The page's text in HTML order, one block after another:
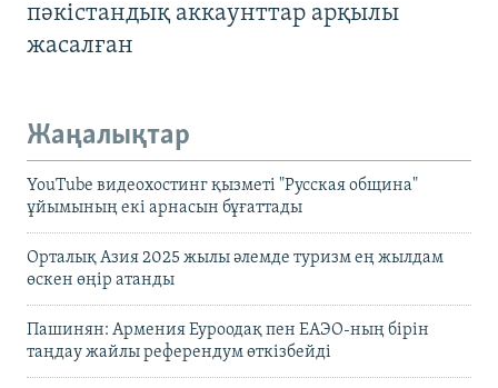
пәкістандық аккаунттар арқылы
жасалған
Жаңалықтар
YouTube видеохостинг қызметі "Русская община"
ұйымының екі арнасын бұғаттады
Орталық Азия 2025 жылы әлемде туризм ең жылдам
өскен өңір атанды
Пашинян: Армения Еуроодақ пен ЕАЭО-ның бірін
таңдау жайлы референдум өткізбейді